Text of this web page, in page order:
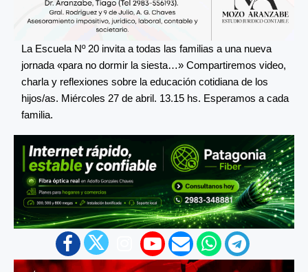
La Escuela Nº 20 invita a todas las familias a una nueva
jornada «para no dormir la siesta…» Compartiremos video,
charla y reflexiones sobre la educación cotidiana de los
hijos/as. Miércoles 27 de abril. 13.15 hs. Esperamos a cada
familia.